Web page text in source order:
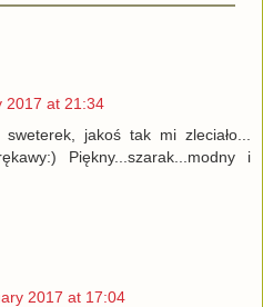
2017 at 21:34
jakoś tak mi zleciało...
Piękny...szarak...modny i
2017 at 17:04